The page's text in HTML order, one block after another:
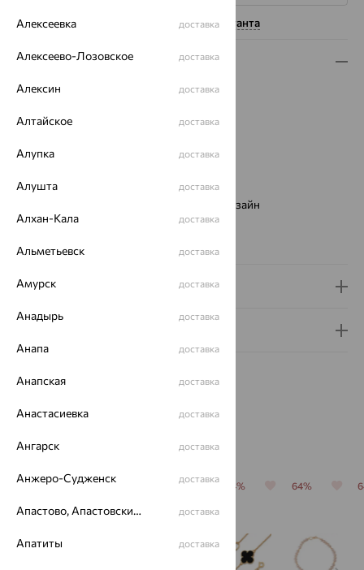
Нужна помощь консультанта
Описание
Вид изделия:
Металл:Золото
Цвет металла:
Страна происхождения:
РОССИЯ
Европейский дизайн
Бренд:SOKOLOV
Доставка и оплата
Похожие изделия
64% 64% 70% 64% 64%
Алексеевка доставка
Алексеево-Лозовское доставка
Алексин доставка
Алтайское доставка
Алупка доставка
Алушта доставка
Алхан-Кала доставка
Альметьевск доставка
Амурск доставка
Анадырь доставка
Анапа доставка
Анапская доставка
Анастасиевка доставка
Ангарск доставка
Анжеро-Судженск доставка
Апастово, Апастовский район доставка
Апатиты доставка